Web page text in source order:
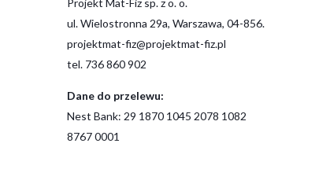
Projekt Mat-Fiz sp. z o. o.
ul. Wielostronna 29a, Warszawa, 04-856.
projektmat-fiz@projektmat-fiz.pl
tel. 736 860 902
Dane do przelewu:
Nest Bank: 29 1870 1045 2078 1082
8767 0001